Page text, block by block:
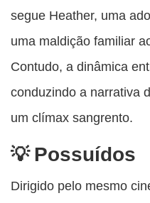
segue Heather, uma
uma maldição familiar
Contudo, a dinâmica
conduzindo a narrativa
um clímax sangrento.
Possuídos
Dirigido pelo mesmo